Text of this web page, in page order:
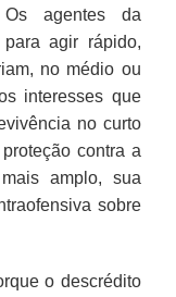
agentes da
agir rápido,
no médio ou
interesses que
no curto
contra a
amplo, sua
sobre
o descrédito